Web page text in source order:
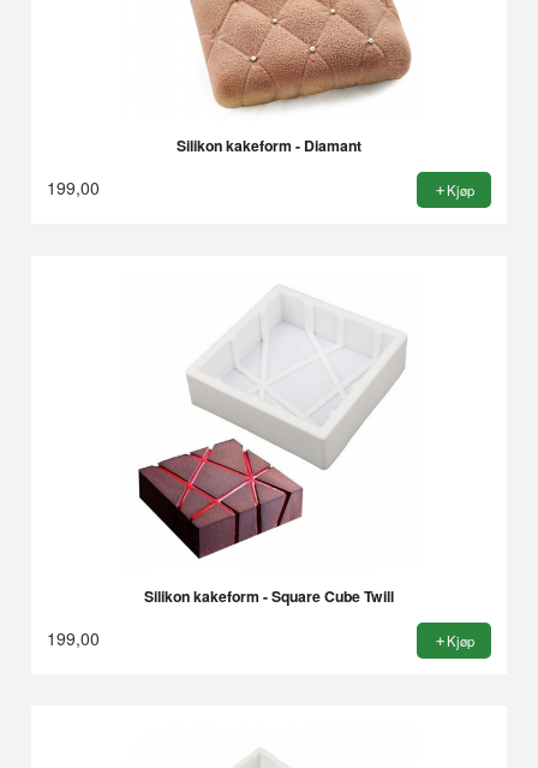
Silikon kakeform - Diamant
199,00 Kjøp
Silikon kakeform - Square Cube Twill
199,00 Kjøp